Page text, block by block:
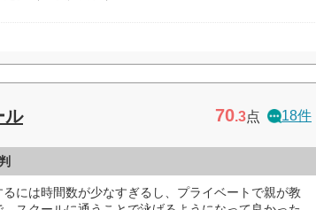
ル 70.3点 18件
には時間数が少なすぎるし、プライベートで親が教